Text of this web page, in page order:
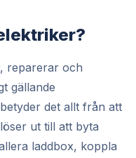
reparerar och
gällande
det allt från att
ut till att byta
laddbox, koppla